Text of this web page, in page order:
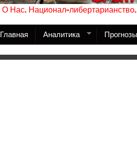
О Нас. Национал-либертарианство.
Главная Аналитика